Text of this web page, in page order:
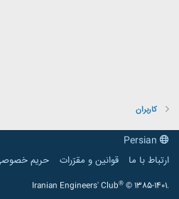
کاربران
ارتباط با ما
قوانین و مقرّرات حریم
Iranian Engineers' Club® © 1385-1401.